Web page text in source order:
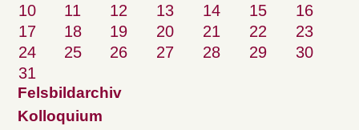
10
11 12 13 14 15
16
17
18 19 20 21 22
23
24
25 26 27 28 29
30
31
Felsbildarchiv
Kolloquium